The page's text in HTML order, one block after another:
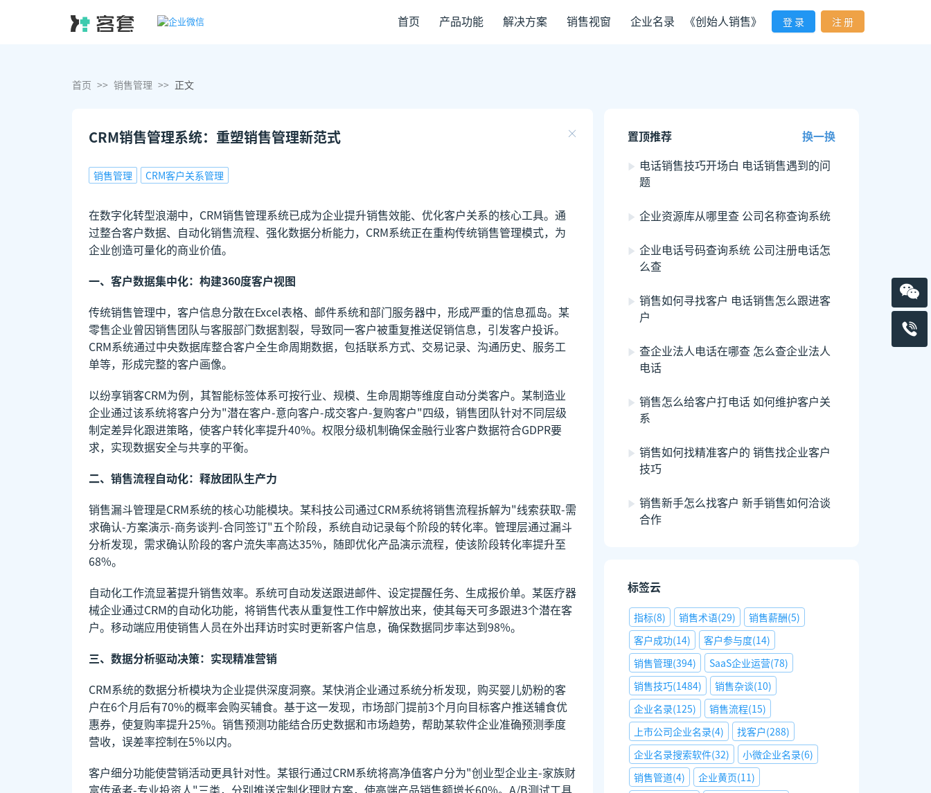
首页 产品功能 解决方案 销售视窗 企业名录 《创始人销售》 登 录 注 册
首页 >> 销售管理 >> 正文
CRM销售管理系统：重塑销售管理新范式
销售管理 CRM客户关系管理
在数字化转型浪潮中，CRM销售管理系统已成为企业提升销售效能、优化客户关系的核心工具。通
过整合客户数据、自动化销售流程、强化数据分析能力，CRM系统正在重构传统销售管理模式，为
企业创造可量化的商业价值。
一、客户数据集中化：构建360度客户视图
传统销售管理中，客户信息分散在Excel表格、邮件系统和部门服务器中，形成严重的信息孤岛。某
零售企业曾因销售团队与客服部门数据割裂，导致同一客户被重复推送促销信息，引发客户投诉。
CRM系统通过中央数据库整合客户全生命周期数据，包括联系方式、交易记录、沟通历史、服务工
单等，形成完整的客户画像。
以纷享销客CRM为例，其智能标签体系可按行业、规模、生命周期等维度自动分类客户。某制造业
企业通过该系统将客户分为"潜在客户-意向客户-成交客户-复购客户"四级，销售团队针对不同层级
制定差异化跟进策略，使客户转化率提升40%。权限分级机制确保金融行业客户数据符合GDPR要
求，实现数据安全与共享的平衡。
二、销售流程自动化：释放团队生产力
销售漏斗管理是CRM系统的核心功能模块。某科技公司通过CRM系统将销售流程拆解为"线索获取-需
求确认-方案演示-商务谈判-合同签订"五个阶段，系统自动记录每个阶段的转化率。管理层通过漏斗
分析发现，需求确认阶段的客户流失率高达35%，随即优化产品演示流程，使该阶段转化率提升至
68%。
自动化工作流显著提升销售效率。系统可自动发送跟进邮件、设定提醒任务、生成报价单。某医疗器
械企业通过CRM的自动化功能，将销售代表从重复性工作中解放出来，使其每天可多跟进3个潜在客
户。移动端应用使销售人员在外出拜访时实时更新客户信息，确保数据同步率达到98%。
三、数据分析驱动决策：实现精准营销
CRM系统的数据分析模块为企业提供深度洞察。某快消企业通过系统分析发现，购买婴儿奶粉的客
户在6个月后有70%的概率会购买辅食。基于这一发现，市场部门提前3个月向目标客户推送辅食优
惠券，使复购率提升25%。销售预测功能结合历史数据和市场趋势，帮助某软件企业准确预测季度
营收，误差率控制在5%以内。
客户细分功能使营销活动更具针对性。某银行通过CRM系统将高净值客户分为"创业型企业主-家族财
富传承者-专业投资人"三类，分别推送定制化理财方案，使高端产品销售额增长60%。A/B测试工具
置顶推荐
换一换
电话销售技巧开场白 电话销售遇到的问
题
企业资源库从哪里查 公司名称查询系统
企业电话号码查询系统 公司注册电话怎
么查
销售如何寻找客户 电话销售怎么跟进客
户
查企业法人电话在哪查 怎么查企业法人
电话
销售怎么给客户打电话 如何维护客户关
系
销售如何找精准客户的 销售找企业客户
技巧
销售新手怎么找客户 新手销售如何洽谈
合作
标签云
指标(8) 销售术语(29) 销售薪酬(5)
客户成功(14) 客户参与度(14)
销售管理(394) SaaS企业运营(78)
销售技巧(1484) 销售杂谈(10)
企业名录(125) 销售流程(15)
上市公司企业名录(4) 找客户(288)
企业名录搜索软件(32) 小微企业名录(6)
销售管道(4) 企业黄页(11)